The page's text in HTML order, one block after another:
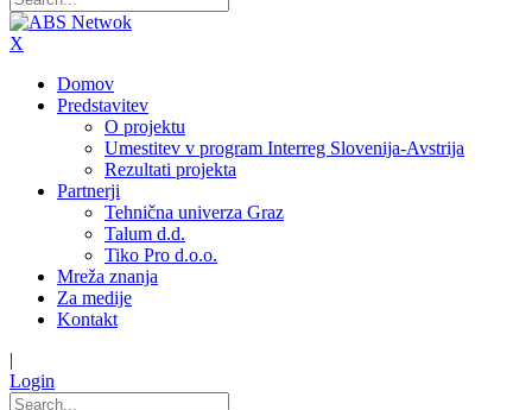
X
Domov
Predstavitev
O projektu
Umestitev v program Interreg Slovenija-Avstrija
Rezultati projekta
Partnerji
Tehnična univerza Graz
Talum d.d.
Tiko Pro d.o.o.
Mreža znanja
Za medije
Kontakt
|
Login